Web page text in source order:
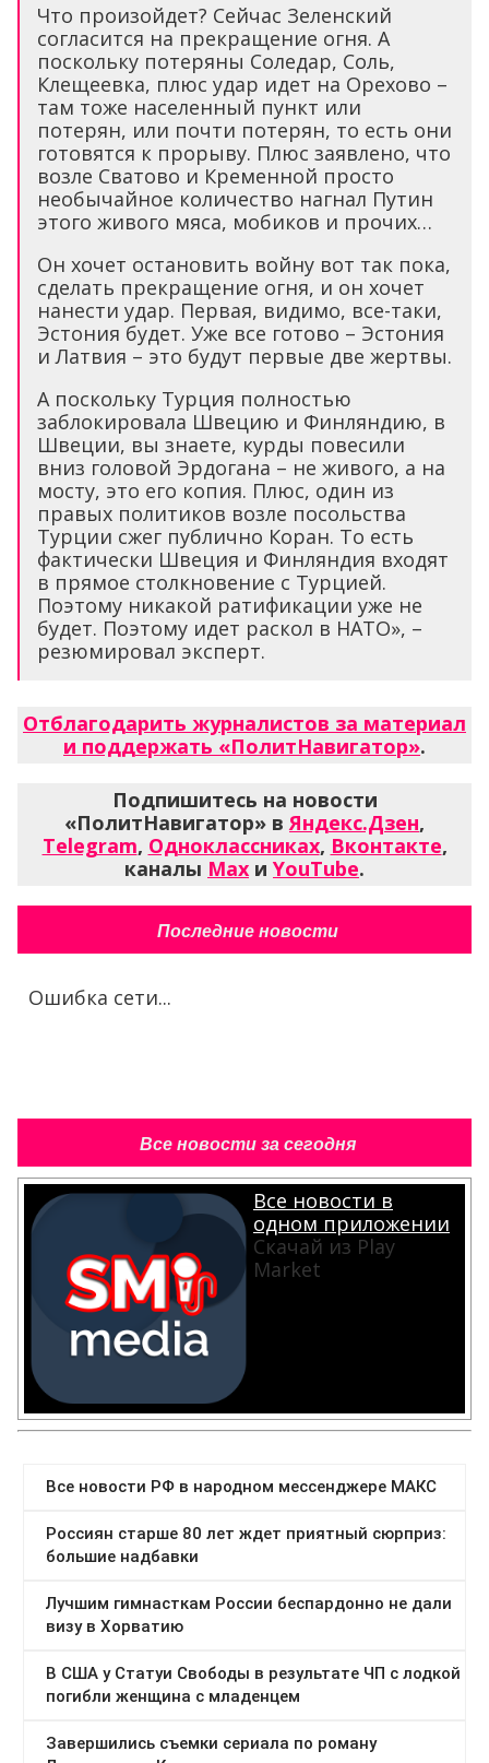
Что произойдет? Сейчас Зеленский
согласится на прекращение огня. А
поскольку потеряны Соледар, Соль,
Клещеевка, плюс удар идет на Орехово –
там тоже населенный пункт или
потерян, или почти потерян, то есть они
готовятся к прорыву. Плюс заявлено, что
возле Сватово и Кременной просто
необычайное количество нагнал Путин
этого живого мяса, мобиков и прочих…
Он хочет остановить войну вот так пока,
сделать прекращение огня, и он хочет
нанести удар. Первая, видимо, все-таки,
Эстония будет. Уже все готово – Эстония
и Латвия – это будут первые две жертвы.
А поскольку Турция полностью
заблокировала Швецию и Финляндию, в
Швеции, вы знаете, курды повесили
вниз головой Эрдогана – не живого, а на
мосту, это его копия. Плюс, один из
правых политиков возле посольства
Турции сжег публично Коран. То есть
фактически Швеция и Финляндия входят
в прямое столкновение с Турцией.
Поэтому никакой ратификации уже не
будет. Поэтому идет раскол в НАТО», –
резюмировал эксперт.
Отблагодарить журналистов за материал
и поддержать «ПолитНавигатор».
Подпишитесь на новости
«ПолитНавигатор» в Яндекс.Дзен,
Telegram, Одноклассниках, Вконтакте,
каналы Max и YouTube.
Последние новости
Ошибка сети...
Все новости за сегодня
Все новости в
одном приложении
Скачай из Play
Market